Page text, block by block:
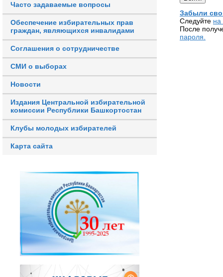
Часто задаваемые вопросы
Обеспечение избирательных прав
граждан, являющихся инвалидами
Соглашения о сотрудничестве
СМИ о выборах
Новости
Издания Центральной избирательной
комиссии Республики Башкортостан
Клубы молодых избирателей
Карта сайта
Забыли
Следуйте на
После
пароля.